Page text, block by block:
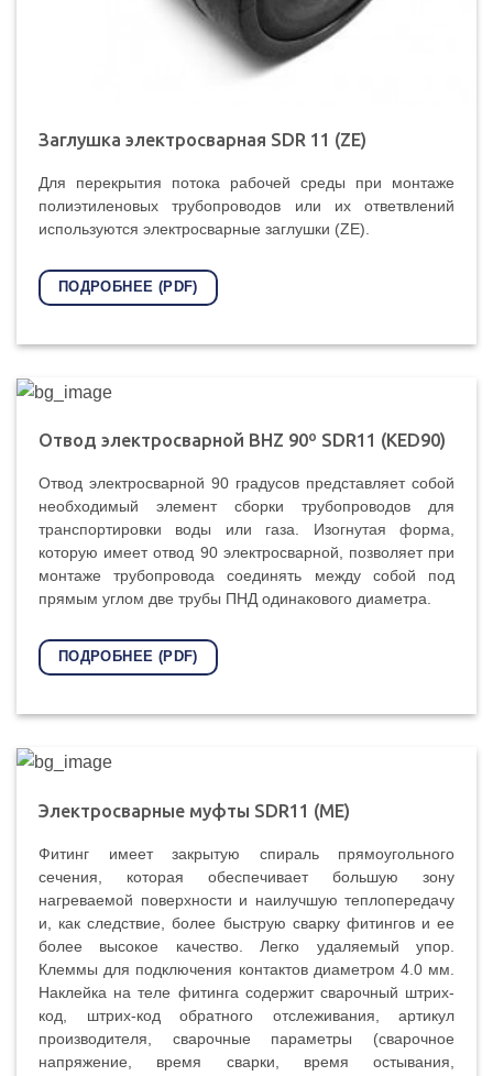
Заглушка электросварная SDR 11 (ZE)
Для перекрытия потока рабочей среды при монтаже
полиэтиленовых трубопроводов или их ответвлений
используются электросварные заглушки (ZE).
ПОДРОБНЕЕ (PDF)
Oтвод электросварной BHZ 90º SDR11 (KED90)
Отвод электросварной 90 градусов представляет собой
необходимый элемент сборки трубопроводов для
транспортировки воды или газа. Изогнутая форма,
которую имеет отвод 90 электросварной, позволяет при
монтаже трубопровода соединять между собой под
прямым углом две трубы ПНД одинакового диаметра.
ПОДРОБНЕЕ (PDF)
Электросварные муфты SDR11 (ME)
Фитинг имеет закрытую спираль прямоугольного
сечения, которая обеспечивает большую зону
нагреваемой поверхности и наилучшую теплопередачу
и, как следствие, более быструю сварку фитингов и ее
более высокое качество. Легко удаляемый упор.
Клеммы для подключения контактов диаметром 4.0 мм.
Наклейка на теле фитинга содержит сварочный штрих-
код, штрих-код обратного отслеживания, артикул
производителя, сварочные параметры (сварочное
напряжение, время сварки, время остывания,